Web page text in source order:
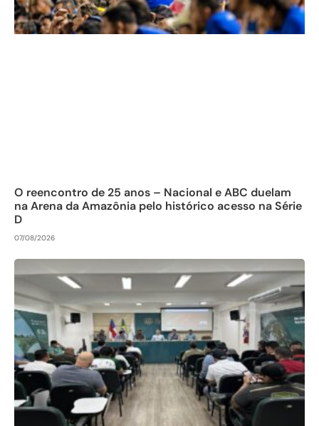
O reencontro de 25 anos – Nacional e ABC duelam
na Arena da Amazônia pelo histórico acesso na Série
D
07/08/2026